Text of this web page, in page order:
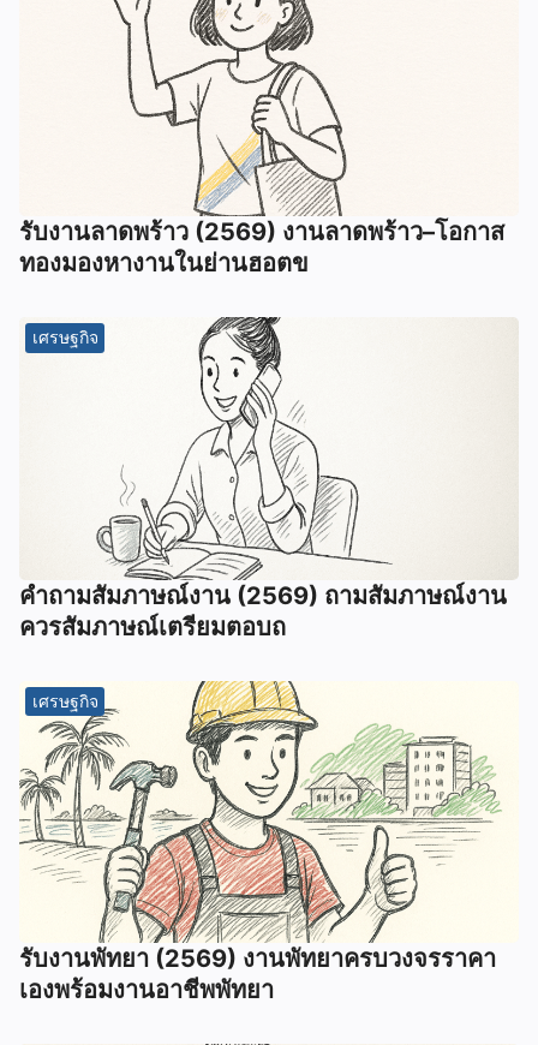
รับงานลาดพร้าว (2569) งานลาดพร้าว–โอกาส
ทองมองหางานในย่านฮอตข
เศรษฐกิจ
คําถามสัมภาษณ์งาน (2569) ถามสัมภาษณ์งาน
ควรสัมภาษณ์เตรียมตอบถ
เศรษฐกิจ
รับงานพัทยา (2569) ️งานพัทยาครบวงจรราคา
เองพร้อมงานอาชีพพัทยา